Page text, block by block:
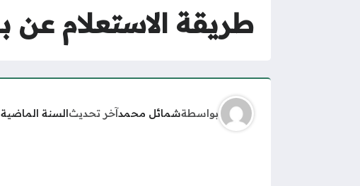
طريقة الاستعلام عن
بواسطةشمائل محمدآخر تحديثالسنة الماضية